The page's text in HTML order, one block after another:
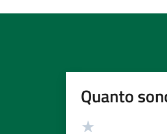
Quanto
Valutazione